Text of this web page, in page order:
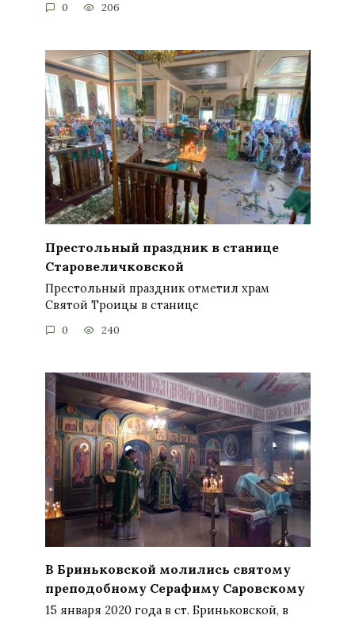
0 206
Престольный праздник в станице
Старовеличковской
Престольный праздник отметил храм
Святой Троицы в станице
0 240
В Бриньковской молились святому
преподобному Серафиму Саровскому
15 января 2020 года в ст. Бриньковской, в